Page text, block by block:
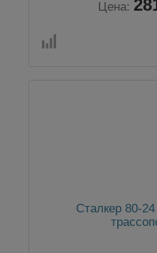
Цена:
Сталкер 80-